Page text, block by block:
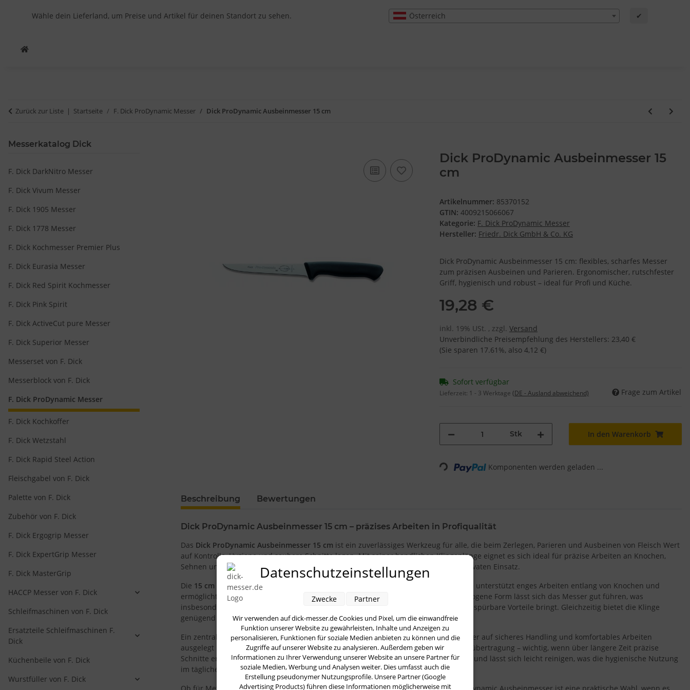
Wähle dein Lieferland, um Preise und Artikel für deinen Standort zu sehen. Österreich ✔
Zurück zur Liste Startseite F. Dick ProDynamic Messer Dick ProDynamic Ausbeinmesser 15 cm
Dick ProDynamic Ausbeinmesser 15
cm
Artikelnummer: 85370152
GTIN: 4009215066067
Kategorie: F. Dick ProDynamic Messer
Hersteller: Friedr. Dick GmbH & Co. KG
Dick ProDynamic Ausbeinmesser 15 cm: flexibles, scharfes Messer
zum präzisen Ausbeinen und Parieren. Ergonomischer, rutschfester
Griff, hygienisch und robust – ideal für Profi und Küche.
19,28 €
inkl. 19% USt. , zzgl. Versand
Unverbindliche Preisempfehlung des Herstellers: 23,40 €
(Sie sparen 17.61%, also 4,12 €)
Sofort verfügbar
Lieferzeit: 1 - 3 Werktage (DE - Ausland abweichend) Frage zum Artikel
Stk In den Warenkorb
Loading... Komponenten werden geladen ...
Beschreibung Bewertungen
Dick ProDynamic Ausbeinmesser 15 cm – präzises Arbeiten in Profiqualität
Das Dick ProDynamic Ausbeinmesser 15 cm ist ein zuverlässiges Werkzeug für alle, die beim Zerlegen, Parieren und Ausbeinen von Fleisch Wert
auf Kontrolle, Hygiene und saubere Schnitte legen. Mit seiner handlichen Klingenlänge eignet es sich ideal für präzise Arbeiten an Knochen,
Sehnen und Fettauflagen – sowohl in der Profiküche als auch im anspruchsvollen privaten Einsatz.
Die 15 cm lange, schmale Klinge
ist auf Beweglichkeit und Genauigkeit ausgelegt. Sie unterstützt enges Arbeiten entlang von Knochen und
ermöglicht feine Schnitte, ohne unnötig viel Material zu verlieren. Durch die ausgewogene Form lässt sich das Messer gut führen, was
insbesondere beim Parieren von Fleischstücken oder beim Entfernen von Silberhaut spürbare Vorteile bringt. Gleichzeitig bietet die Klinge
genügend Stabilität, um auch bei regelmäßigem Einsatz verlässlich zu bleiben.
Ein zentrales Merkmal der ProDynamic-Serie ist derergonomische Kunststoffgriff
, der auf sicheres Handling und komfortables Arbeiten
ausgelegt ist. Er liegt angenehm in der Hand und unterstützt eine kontrollierte Kraftübertragung – wichtig, wenn über längere Zeit präzise
Schnitte erforderlich sind. Zudem ist das Material auf den Küchenalltag abgestimmt und lässt sich leicht reinigen, was die hygienische Nutzung
im täglichen Betrieb erleichtert.
Messerkatalog Dick
F. Dick DarkNitro Messer
F. Dick Vivum Messer
F. Dick 1905 Messer
F. Dick 1778 Messer
F. Dick Kochmesser Premier Plus
F. Dick Eurasia Messer
F. Dick Red Spirit Kochmesser
F. Dick Pink Spirit
F. Dick ActiveCut pure Messer
F. Dick Superior Messer
Messerset von F. Dick
Messerblock von F. Dick
F. Dick ProDynamic Messer
F. Dick Kochkoffer
F. Dick Wetzstahl
F. Dick Rapid Steel Action
Fleischgabel von F. Dick
Palette von F. Dick
Zubehör von F. Dick
F. Dick Ergogrip Messer
F. Dick ExpertGrip Messer
F. Dick MasterGrip
HACCP Messer von F. Dick
Schleifmaschinen von F. Dick
Ersatzteile Schleifmaschinen F.
Dick
Küchenbeile von F. Dick
Wurstfüller von F. Dick
Datenschutzeinstellungen
Wir verwenden auf dick-messer.de Cookies und Pixel, um die einwandfreie
Funktion unserer Website zu gewährleisten, Inhalte und Anzeigen zu
personalisieren, Funktionen für soziale Medien anbieten zu können und die
Zugriffe auf unserer Website zu analysieren. Außerdem geben wir
Informationen zu Ihrer Verwendung unserer Website an unsere Partner für
soziale Medien, Werbung und Analysen weiter. Dies umfasst auch die
Erstellung pseudonymer Nutzungsprofile. Unsere Partner (Google
Advertising Products) führen diese Informationen möglicherweise mit
Zwecke Partner